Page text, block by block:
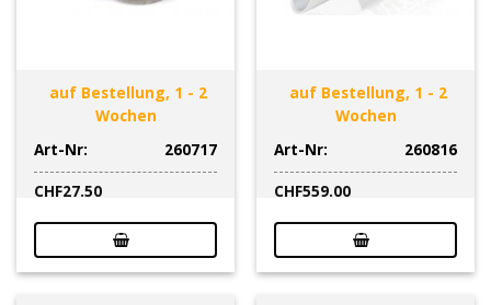
auf Bestellung, 1 - 2
Wochen
Art-Nr:
260717
CHF27.50
auf Bestellung, 1 - 2
Wochen
Art-Nr:
260816
CHF559.00